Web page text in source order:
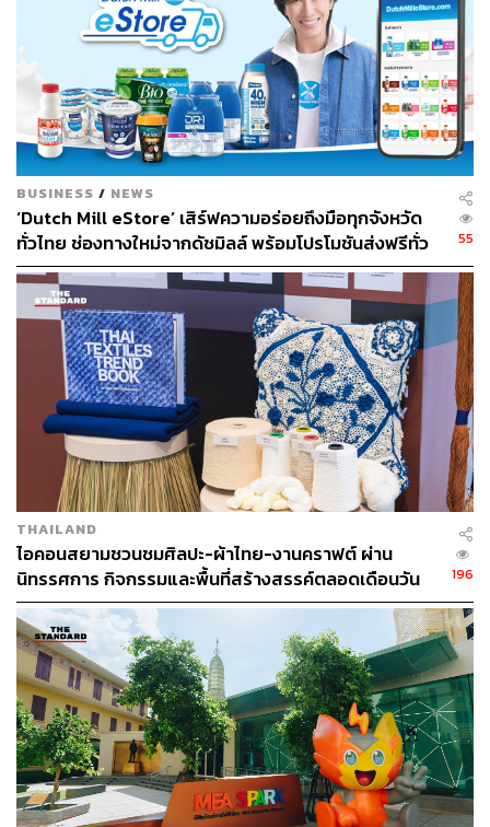
การเป็นศัลยแพทย์ที่เข้าใจโครงสร้างผิวและใบหน้า
อย่างลึกซึ้ง ช่วยให้วิธีคิดพัฒนาสูตรผลิตภัณฑ์ของคุณ
หมอแตกต่างจากแบรนด์อื่นในตลาดอย่างไร
Dr.Lens:ผมว่าเรื่องราวทั้งหมดมันซับซ้อนกว่านั้นนิดหน่อย
ครับ ผมเริ่มต้นจากการเป็นศัลยแพทย์ตกแต่ง แต่ความสนใจ
หลักของผมมุ่งไปที่เรื่องมะเร็งผิวหนัง ซึ่งเรื่องนี้เองที่ทำให้ผม
ได้เรียนรู้อะไรมากมายเกี่ยวกับการแก่ของผิว เพราะทั้งสอง
เรื่องมีจุดที่เกี่ยวโยงกันอย่างลึกซึ้ง เป้าหมายหลักของผมคือ
การทำความเข้าใจเพื่อที่จะชะลอการแก่ก่อนวัยให้ช้าลง
ปกติแล้วเด็กๆ แทบจะไม่เป็นมะเร็งผิวหนังเลย แต่เมื่อเราโต
ขึ้น การสะสมความเสียหายจากรังสียูวีซึ่งเป็นปัจจัยสำคัญจะ
เริ่มชัดเจนขึ้น ซึ่งนำไปสู่การแก่ของผิวก่อนวัยเป็นอันดับแรก
และตามมาด้วยความเสี่ยงในการเกิดมะเร็งผิวหนัง
ปัจจัยเหล่านี้ล้วนนำพาให้ผมต้องศึกษาลงลึกไปถึงศาสตร์ด้าน
ผิวหนังวิทยา (Dermatology) ชีววิทยาของผิว (Skin Biology)
และอีกแง่มุมที่สำคัญคือ ที่คลินิกของผมในลอนดอนจะมี
คนไข้แวะเวียนเข้ามาถามเสมอว่า “ควรจะใช้สกินแคร์ตัว
ไหนดีเพื่อลดริ้วรอย และให้ผิวอ่อนเยาว์” เรื่องราวต่างๆ ที่เกิด
ขึ้นต่อเนื่องกันนี้ ประกอบกับงานวิจัยที่ผมทำอยู่ จึงนำทางให้
ผมมาสู่การสร้างสรรค์สูตรสกินแคร์ที่ช่วยให้ผิวดูสุขภาพดี
BUSINESS / NEWS
‘Dutch Mill eStore’ เสิร์ฟความอร่อยถึงมือทุกจังหวัด
ทั่วไทย ช่องทางใหม่จากดัชมิลล์ พร้อมโปรโมชันส่งฟรีทั่ว
ประเทศ ส่งไว สั่งก่อนเที่ยง ได้ของวันถัดไป ส่งสินค้าแบบ
เย็นตรงจากโรงงาน [ADVERTORIAL]
55
THAILAND
ไอคอนสยามชวนชมศิลปะ-ผ้าไทย-งานคราฟต์ ผ่าน
นิทรรศการ กิจกรรมและพื้นที่สร้างสรรค์ตลอดเดือนวัน
แม่ [ADVERTORIAL]
196